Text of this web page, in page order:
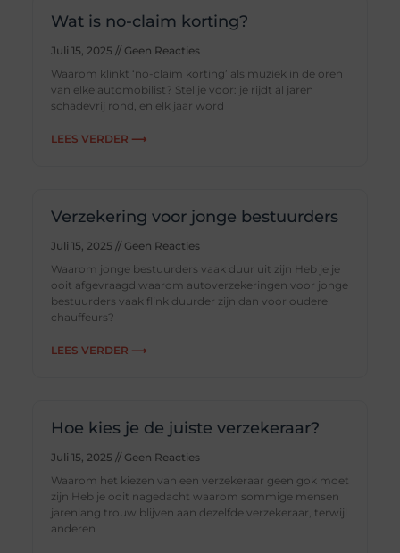
Wat is no-claim korting?
Juli 15, 2025
Geen Reacties
Waarom klinkt ‘no-claim korting’ als muziek in de oren
van elke automobilist? Stel je voor: je rijdt al jaren
schadevrij rond, en elk jaar word
LEES VERDER ⟶
Verzekering voor jonge bestuurders
Juli 15, 2025
Geen Reacties
Waarom jonge bestuurders vaak duur uit zijn Heb je je
ooit afgevraagd waarom autoverzekeringen voor jonge
bestuurders vaak flink duurder zijn dan voor oudere
chauffeurs?
LEES VERDER ⟶
Hoe kies je de juiste verzekeraar?
Juli 15, 2025
Geen Reacties
Waarom het kiezen van een verzekeraar geen gok moet
zijn Heb je ooit nagedacht waarom sommige mensen
jarenlang trouw blijven aan dezelfde verzekeraar, terwijl
anderen